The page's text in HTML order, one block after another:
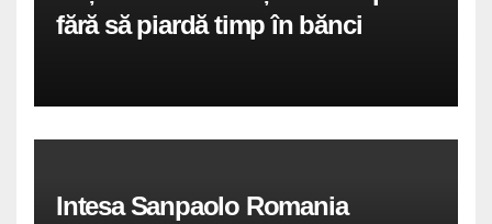
fără să piardă timp în bănci
Intesa Sanpaolo Romania